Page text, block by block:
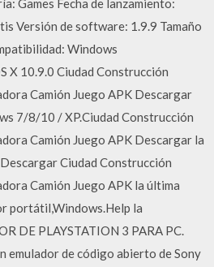
Games Fecha de lanzamiento:
Versión de software: 1.9.9 Tamaño
Windows
10.9.0 Ciudad Construcción
Camión Juego APK Descargar
7/8/10 / XP.Ciudad Construcción
Camión Juego APK Descargar la
Ciudad Construcción
Camión Juego APK la última
portátil,Windows.Help la
DE PLAYSTATION 3 PARA PC.
emulador de código abierto de Sony